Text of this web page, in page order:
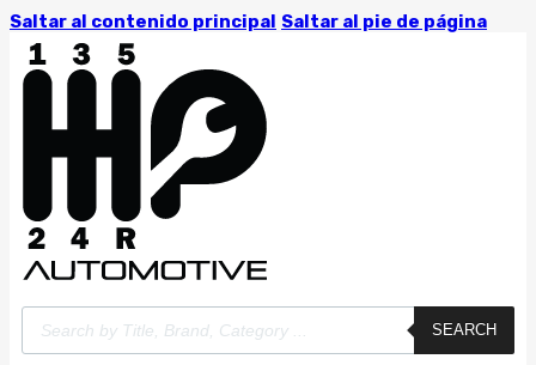
Saltar al contenido principal Saltar al pie de página
Búsqueda
de
productos
SEARCH